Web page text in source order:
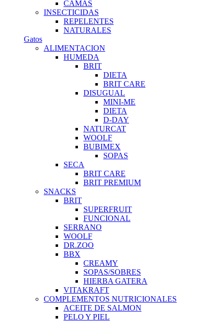
CAMAS
INSECTICIDAS
REPELENTES
NATURALES
Gatos
ALIMENTACION
HUMEDA
BRIT
DIETA
BRIT CARE
DISUGUAL
MINI-ME
DIETA
D-DAY
NATURCAT
WOOLF
BUBIMEX
SOPAS
SECA
BRIT CARE
BRIT PREMIUM
SNACKS
BRIT
SUPERFRUIT
FUNCIONAL
SERRANO
WOOLF
DR.ZOO
BBX
CREAMY
SOPAS/SOBRES
HIERBA GATERA
VITAKRAFT
COMPLEMENTOS NUTRICIONALES
ACEITE DE SALMON
PELO Y PIEL